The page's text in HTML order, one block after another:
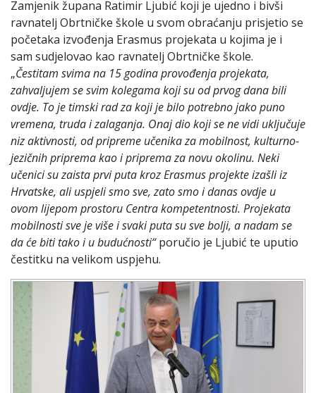
Zamjenik župana Ratimir Ljubić koji je ujedno i bivši
ravnatelj Obrtničke škole u svom obraćanju prisjetio se
početaka izvođenja Erasmus projekata u kojima je i
sam sudjelovao kao ravnatelj Obrtničke škole.
„Čestitam svima na 15 godina provođenja projekata,
zahvaljujem se svim kolegama koji su od prvog dana bili
ovdje. To je timski rad za koji je bilo potrebno jako puno
vremena, truda i zalaganja. Onaj dio koji se ne vidi uključuje
niz aktivnosti, od pripreme učenika za mobilnost, kulturno-
jezičnih priprema kao i priprema za novu okolinu. Neki
učenici su zaista prvi puta kroz Erasmus projekte izašli iz
Hrvatske, ali uspjeli smo sve, zato smo i danas ovdje u
ovom lijepom prostoru Centra kompetentnosti. Projekata
mobilnosti sve je više i svaki puta su sve bolji, a nadam se
da će biti tako i u budućnosti“poručio je Ljubić te uputio
čestitku na velikom uspjehu.